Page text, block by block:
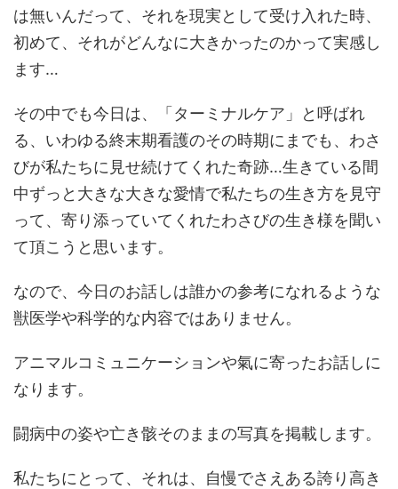
は無いんだって、それを現実として受け入れた時、
初めて、それがどんなに大きかったのかって実感し
ます…
その中でも今日は、「ターミナルケア」と呼ばれ
る、いわゆる終末期看護のその時期にまでも、わさ
びが私たちに見せ続けてくれた奇跡…生きている間
中ずっと大きな大きな愛情で私たちの生き方を見守
って、寄り添っていてくれたわさびの生き様を聞い
て頂こうと思います。
なので、今日のお話しは誰かの参考になれるような
獣医学や科学的な内容ではありません。
アニマルコミュニケーションや氣に寄ったお話しに
なります。
闘病中の姿や亡き骸そのままの写真を掲載します。
私たちにとって、それは、自慢でさえある誇り高き